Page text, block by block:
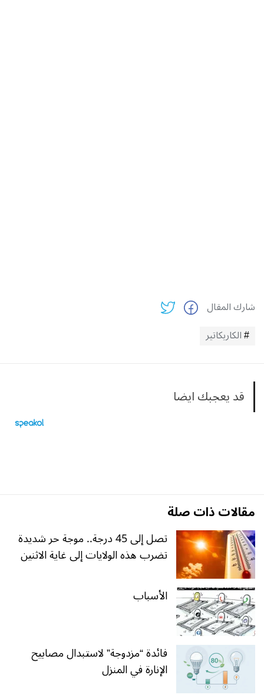
شارك المقال
الكاريكاتير
قد يعجبك ايضا
مقالات ذات صلة
تصل إلى 45 درجة.. موجة حر شديدة
تضرب هذه الولايات إلى غاية الاثنين
الأسباب
فائدة “مزدوجة” لاستبدال مصابيح
الإنارة في المنزل